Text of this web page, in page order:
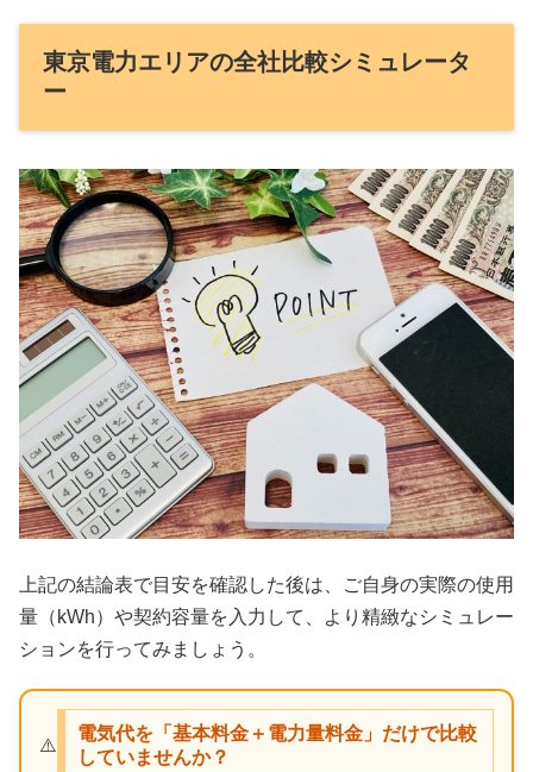
東京電力エリアの全社比較シミュレータ
ー
上記の結論表で目安を確認した後は、ご自身の実際の使用
量（kWh）や契約容量を入力して、より精緻なシミュレー
ションを行ってみましょう。
⚠️
電気代を「基本料金＋電力量料金」だけで比較
していませんか？